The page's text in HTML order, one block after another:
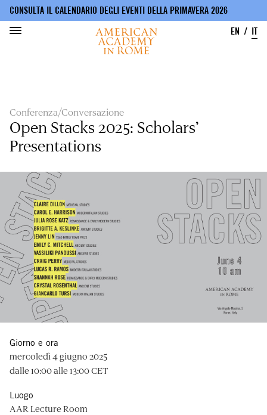
CONSULTA IL CALENDARIO DEGLI EVENTI DELLA PRIMAVERA 2026
EN
IT
Conferenza/Conversazione
Open Stacks 2025: Scholars’
Presentations
Giorno e ora
mercoledì 4 giugno 2025
dalle 10:00 alle 13:00 CET
Luogo
AAR Lecture Room